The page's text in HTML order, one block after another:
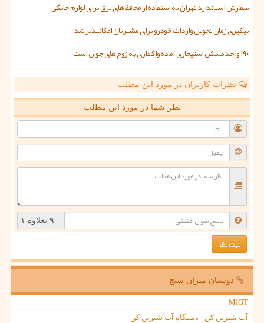
سفارش استاندارد تهران به استفاده از محافظ های برق برای لوازم خانگی
پیگیری زمان تحویل واردات خودرو برای مشتریان امکانپذیر شد
۱۹۰ واحد مسکن استیجاری آماده واگذاری به زوج های جوان است
نظرات کاربران در مورد این مطلب
نظر شما در مورد این مطلب
= ۹ بعلاوه ۱
دوستان میزان سنج
MIGT
آب شیرین کن - دستگاه آب شیرین کن